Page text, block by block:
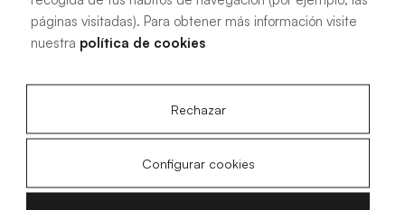
Oliva Forest
Tutte le misure
páginas visitadas). Para obtener más información visite
nuestra política de cookies
Rechazar
Configurar cookies